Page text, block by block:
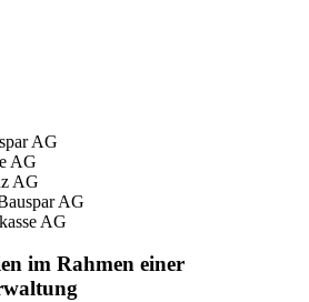
AG
AG
AG
AG
AG
im Rahmen einer